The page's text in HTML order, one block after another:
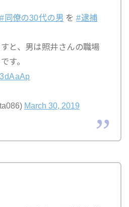
#同僚の30代の男 を#逮捕
と、男は照井さんの職場
す。
March 30, 2019